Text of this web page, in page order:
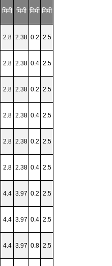
मिमी मिमी मिमी मिमी
2.8 2.38 0.2 2.5
2.8 2.38 0.4 2.5
2.8 2.38 0.2 2.5
2.8 2.38 0.4 2.5
2.8 2.38 0.2 2.5
2.8 2.38 0.4 2.5
4.4 3.97 0.2 2.5
4.4 3.97 0.4 2.5
4.4 3.97 0.8 2.5